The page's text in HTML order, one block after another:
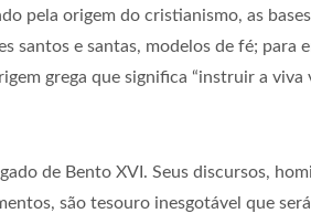
pela origem do cristianismo, as
santos e santas, modelos de fé;
grega que significa “instruir a
de Bento XVI. Seus discursos,
são tesouro inesgotável que